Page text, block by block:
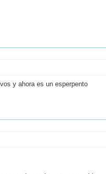
y ahora es un esperpento